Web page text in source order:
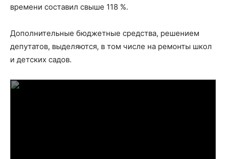
времени составил свыше 118 %.
Дополнительные бюджетные средства, решением
депутатов, выделяются, в том числе на ремонты школ
и детских садов.